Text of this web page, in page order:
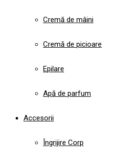
Cremă de mâini
Cremă de picioare
Epilare
Apă de parfum
Accesorii
Îngrijire Corp